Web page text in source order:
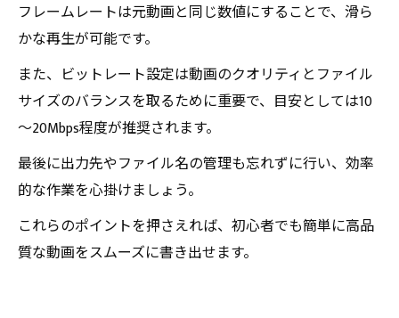
フレームレートは元動画と同じ数値にすることで、滑ら
かな再生が可能です。
また、ビットレート設定は動画のクオリティとファイル
サイズのバランスを取るために重要で、目安としては10
～20Mbps程度が推奨されます。
最後に出力先やファイル名の管理も忘れずに行い、効率
的な作業を心掛けましょう。
これらのポイントを押さえれば、初心者でも簡単に高品
質な動画をスムーズに書き出せます。